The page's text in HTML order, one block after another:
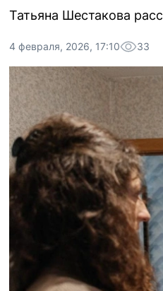
Татьяна Шестакова
4 февраля, 2026, 17:10 33